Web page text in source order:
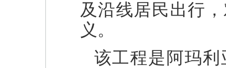
及沿线居民出行
义。
该工程是阿玛